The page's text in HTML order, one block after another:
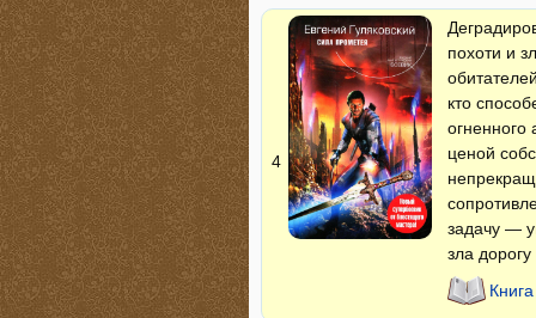
4
похоти и
кто
огненного
ценой
задачу —
зла